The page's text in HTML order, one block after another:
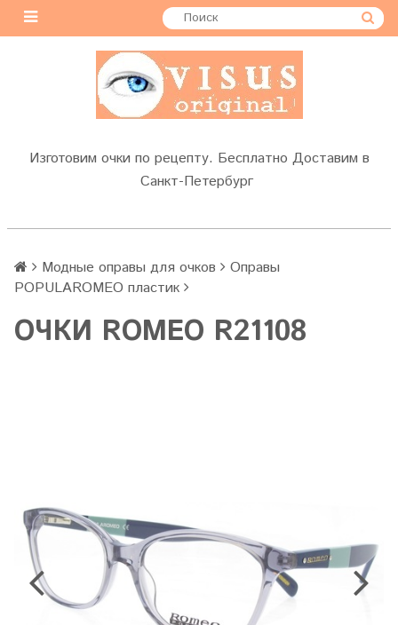
Изготовим очки по рецепту. Бесплатно Доставим в
Санкт-Петербург
Модные оправы для очков
Оправы
POPULAROMEO пластик
OЧКИ ROMEO R21108